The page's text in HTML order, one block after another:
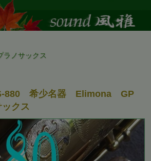
ラノサックス
880 希少名器 Elimona GP
クス